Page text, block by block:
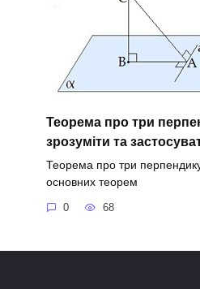
Теорема про три
зрозуміти та
Теорема про три
основних теорем
0 68